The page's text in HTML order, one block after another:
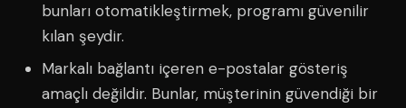
bunları otomatikleştirmek, programı güvenilir
kılan şeydir.
Markalı bağlantı içeren e-postalar gösteriş
amaçlı değildir. Bunlar, müşterinin güvendiği bir